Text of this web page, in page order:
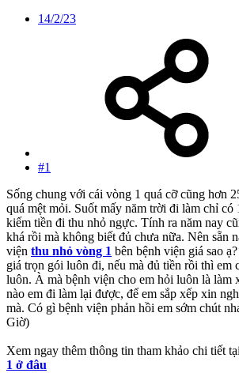
14/2/23
#1
Sống chung với cái vòng 1 quá cỡ cũng hơn
quá mệt mỏi. Suốt mấy năm trời đi làm chỉ có
kiếm tiền đi thu nhỏ ngực. Tính ra năm nay
khá rồi mà không biết đủ chưa nữa. Nên sẵn
viện thu nhỏ vòng 1 bên bệnh viện giá sao
giá trọn gói luôn đi, nếu mà đủ tiền rồi thì em
luôn. À mà bệnh viện cho em hỏi luôn là làm
nào em đi làm lại được, để em sắp xếp xin
mà. Có gì bệnh viện phản hồi em sớm chút
Giờ)
Xem ngay thêm thông tin tham khảo chi tiết
1 ở đâu